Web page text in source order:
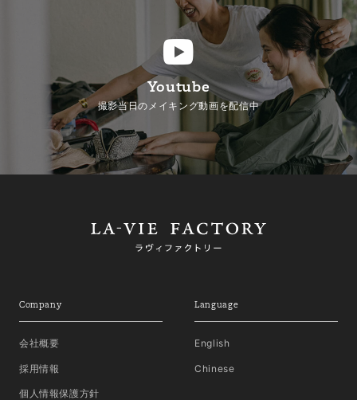
Youtube
撮影当日のメイキング動画を配信中
Company
会社概要
採用情報
個人情報保護方針
Language
English
Chinese